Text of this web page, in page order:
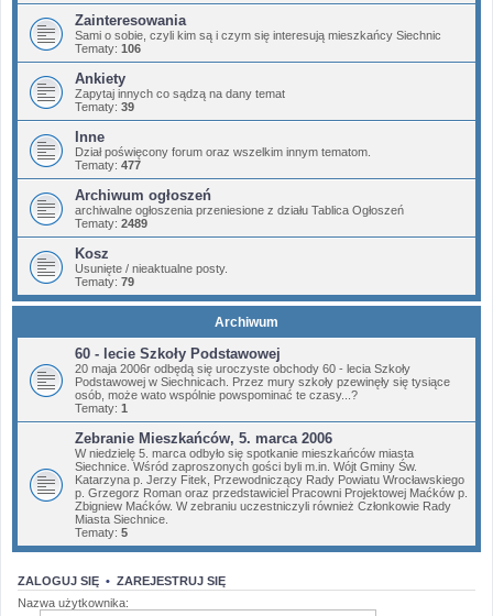
Zainteresowania
Sami o sobie, czyli kim są i czym się interesują mieszkańcy Siechnic
Tematy: 106
Ankiety
Zapytaj innych co sądzą na dany temat
Tematy: 39
Inne
Dział poświęcony forum oraz wszelkim innym tematom.
Tematy: 477
Archiwum ogłoszeń
archiwalne ogłoszenia przeniesione z działu Tablica Ogłoszeń
Tematy: 2489
Kosz
Usunięte / nieaktualne posty.
Tematy: 79
Archiwum
60 - lecie Szkoły Podstawowej
20 maja 2006r odbędą się uroczyste obchody 60 - lecia Szkoły
Podstawowej w Siechnicach. Przez mury szkoły pzewinęły się tysiące
osób, może wato wspólnie powspominać te czasy...?
Tematy: 1
Zebranie Mieszkańców, 5. marca 2006
W niedzielę 5. marca odbyło się spotkanie mieszkańców miasta
Siechnice. Wśród zaproszonych gości byli m.in. Wójt Gminy Św.
Katarzyna p. Jerzy Fitek, Przewodniczący Rady Powiatu Wrocławskiego
p. Grzegorz Roman oraz przedstawiciel Pracowni Projektowej Maćków p.
Zbigniew Maćków. W zebraniu uczestniczyli również Członkowie Rady
Miasta Siechnice.
Tematy: 5
ZALOGUJ SIĘ • ZAREJESTRUJ SIĘ
Nazwa użytkownika: